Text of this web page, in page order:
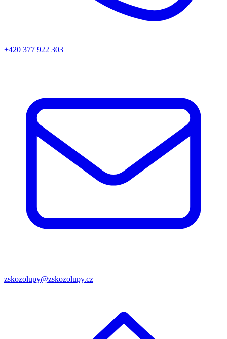
+420 377 922 303
zskozolupy@zskozolupy.cz